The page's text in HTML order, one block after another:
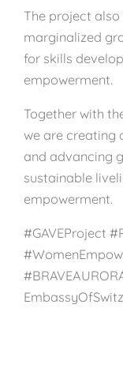
The project
marginalized
for skills
empowerment.
Together with
we are creating
and advancing
sustainable
empowerment.
#GAVEProject